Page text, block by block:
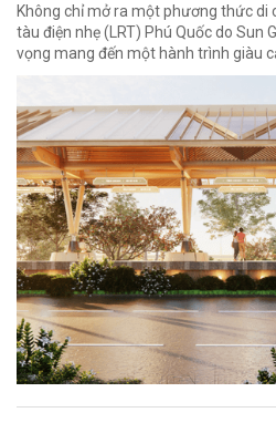
Không chỉ mở ra một phương thức di
tàu điện nhẹ (LRT) Phú Quốc do Sun
vọng mang đến một hành trình giàu